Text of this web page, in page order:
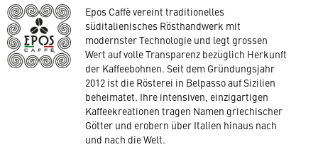
Epos Caffè vereint traditionelles
süditalienisches Rösthandwerk mit
modernster Technologie und legt grossen
Wert auf volle Transparenz bezüglich Herkunft
der Kaffeebohnen. Seit dem Gründungsjahr
2012 ist die Rösterei in Belpasso auf Sizilien
beheimatet. Ihre intensiven, einzigartigen
Kaffeekreationen tragen Namen griechischer
Götter und erobern über Italien hinaus nach
und nach die Welt.